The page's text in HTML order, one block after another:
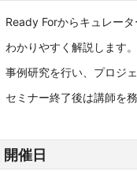
Ready Forからキュレータ
わかりやすく解説します
事例研究を行い、プロジ
セミナー終了後は講師を
開催日